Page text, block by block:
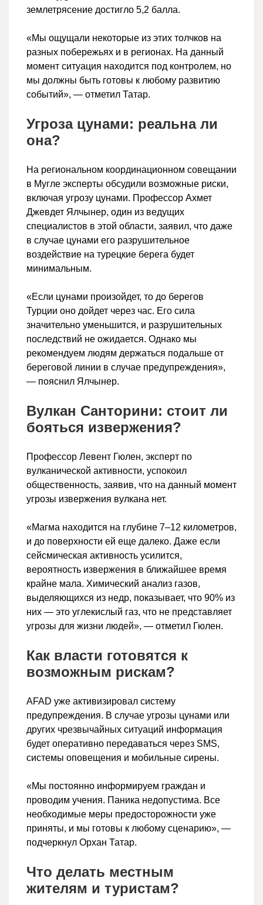
землетрясение достигло 5,2 балла.
«Мы ощущали некоторые из этих толчков на
разных побережьях и в регионах. На данный
момент ситуация находится под контролем, но
мы должны быть готовы к любому развитию
событий», — отметил Татар.
Угроза цунами: реальна ли
она?
На региональном координационном совещании
в Мугле эксперты обсудили возможные риски,
включая угрозу цунами. Профессор Ахмет
Джевдет Ялчынер, один из ведущих
специалистов в этой области, заявил, что даже
в случае цунами его разрушительное
воздействие на турецкие берега будет
минимальным.
«Если цунами произойдет, то до берегов
Турции оно дойдет через час. Его сила
значительно уменьшится, и разрушительных
последствий не ожидается. Однако мы
рекомендуем людям держаться подальше от
береговой линии в случае предупреждения»,
— пояснил Ялчынер.
Вулкан Санторини: стоит ли
бояться извержения?
Профессор Левент Гюлен, эксперт по
вулканической активности, успокоил
общественность, заявив, что на данный момент
угрозы извержения вулкана нет.
«Магма находится на глубине 7–12 километров,
и до поверхности ей еще далеко. Даже если
сейсмическая активность усилится,
вероятность извержения в ближайшее время
крайне мала. Химический анализ газов,
выделяющихся из недр, показывает, что 90% из
них — это углекислый газ, что не представляет
угрозы для жизни людей», — отметил Гюлен.
Как власти готовятся к
возможным рискам?
AFAD уже активизировал систему
предупреждения. В случае угрозы цунами или
других чрезвычайных ситуаций информация
будет оперативно передаваться через SMS,
системы оповещения и мобильные сирены.
«Мы постоянно информируем граждан и
проводим учения. Паника недопустима. Все
необходимые меры предосторожности уже
приняты, и мы готовы к любому сценарию», —
подчеркнул Орхан Татар.
Что делать местным
жителям и туристам?